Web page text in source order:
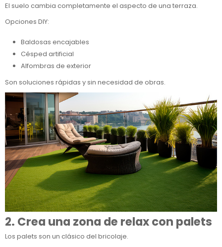
El suelo cambia completamente el aspecto de una terraza.
Opciones DIY:
Baldosas encajables
Césped artificial
Alfombras de exterior
Son soluciones rápidas y sin necesidad de obras.
2. Crea una zona de relax con palets
Los palets son un clásico del bricolaje.